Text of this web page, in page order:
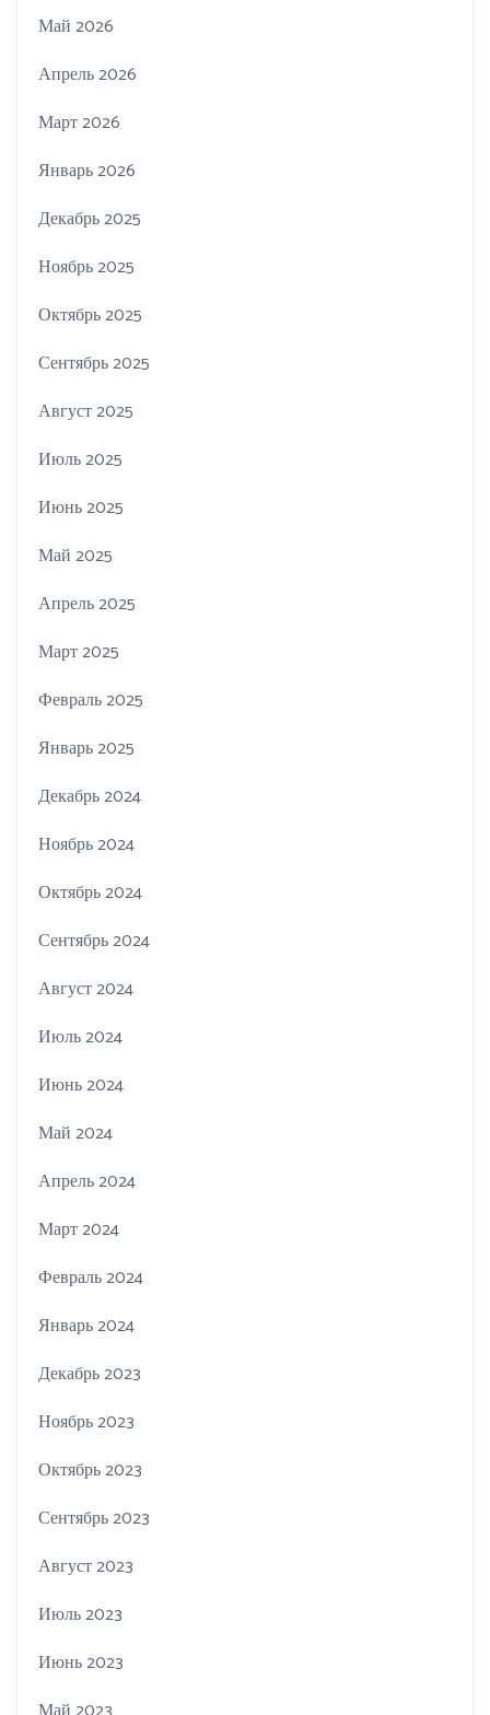
Май 2026
Апрель 2026
Март 2026
Январь 2026
Декабрь 2025
Ноябрь 2025
Октябрь 2025
Сентябрь 2025
Август 2025
Июль 2025
Июнь 2025
Май 2025
Апрель 2025
Март 2025
Февраль 2025
Январь 2025
Декабрь 2024
Ноябрь 2024
Октябрь 2024
Сентябрь 2024
Август 2024
Июль 2024
Июнь 2024
Май 2024
Апрель 2024
Март 2024
Февраль 2024
Январь 2024
Декабрь 2023
Ноябрь 2023
Октябрь 2023
Сентябрь 2023
Август 2023
Июль 2023
Июнь 2023